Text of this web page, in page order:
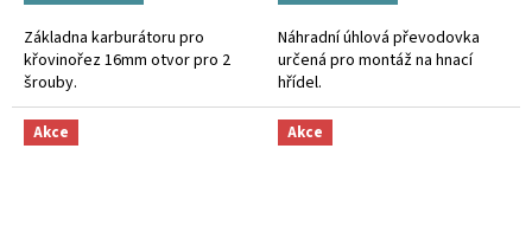
Základna karburátoru pro
křovinořez 16mm otvor pro 2
šrouby.
Náhradní úhlová převodovka
určená pro montáž na hnací
hřídel.
Akce Akce